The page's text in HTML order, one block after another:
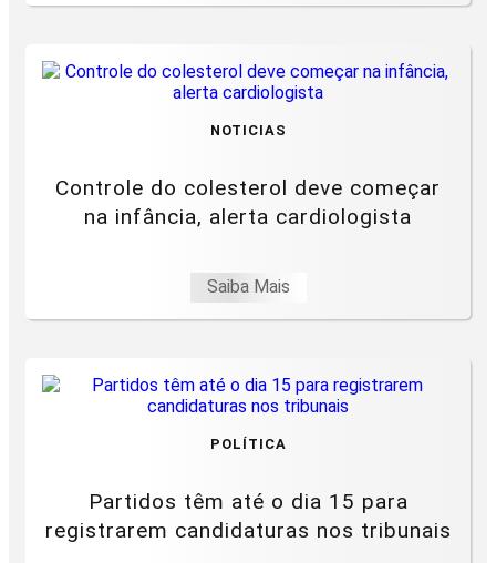
NOTICIAS
Controle do colesterol deve começar
na infância, alerta cardiologista
Saiba Mais
POLÍTICA
Partidos têm até o dia 15 para
registrarem candidaturas nos tribunais